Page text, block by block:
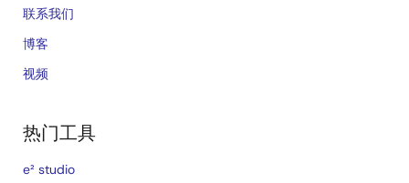
联系我们
博客
视频
热门工具
e² studio